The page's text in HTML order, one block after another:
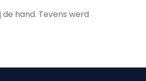
hand. Tevens werd